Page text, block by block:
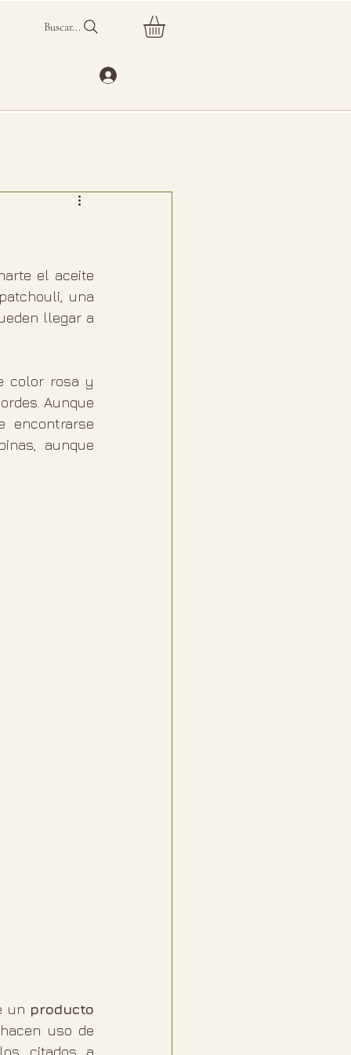
Buscar...
el aceite
llegar a
color rosa y
Aunque
encontrarse
aunque
un producto
uso de